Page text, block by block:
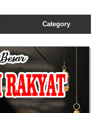
Category